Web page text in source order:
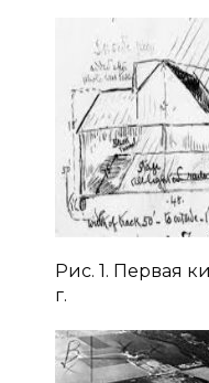
Рис. 1. Первая
г.